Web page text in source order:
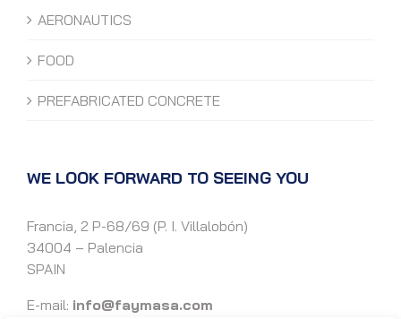
AERONAUTICS
FOOD
PREFABRICATED CONCRETE
WE LOOK FORWARD TO SEEING YOU
Francia, 2 P-68/69 (P. I. Villalobón)
34004 – Palencia
SPAIN
E-mail: info@faymasa.com